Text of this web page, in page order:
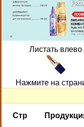
Листать влево
Нажмите на
Стр